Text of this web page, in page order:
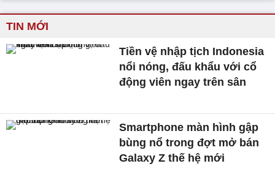
TIN MỚI
Tiền vệ nhập tịch Indonesia
nổi nóng, đấu khẩu với cổ
động viên ngay trên sân
Smartphone màn hình gập
bùng nổ trong đợt mở bán
Galaxy Z thế hệ mới